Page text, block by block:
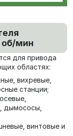
об/мин
для привода
областях:
вихревые,
станции;
дымососы,
винтовые и